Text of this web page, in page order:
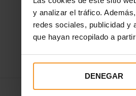
y analizar el tráfico.
redes sociales, publicidad y
que hayan recopilado a
DENEGAR
del motor y
acortar su